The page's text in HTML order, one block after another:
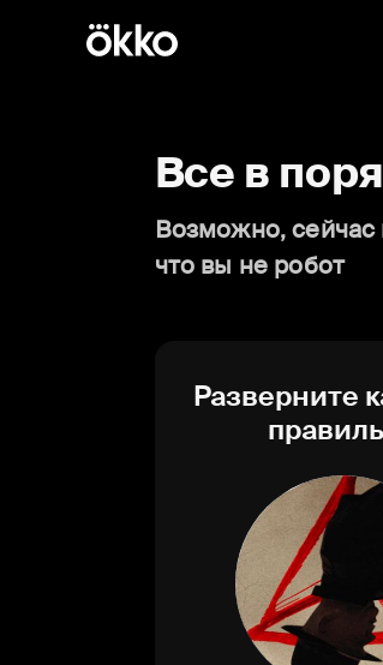
Все в
Возможно, сейчас
что вы не робот
Разверните